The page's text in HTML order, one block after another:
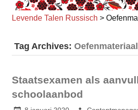
Levende Talen Russisch >
Tag Archives:Oefenmateriaal
Staatsexamen als
schoolaanbod